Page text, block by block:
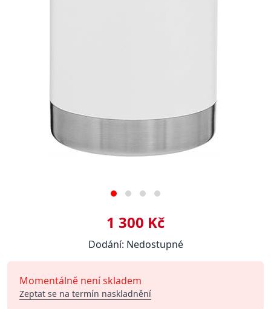
1 300 Kč
Dodání: Nedostupné
Momentálně není skladem
Zeptat se na termín naskladnění